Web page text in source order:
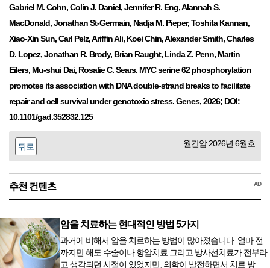
Gabriel M. Cohn, Colin J. Daniel, Jennifer R. Eng, Alannah S.
MacDonald, Jonathan St-Germain, Nadja M. Pieper, Toshita Kannan,
Xiao-Xin Sun, Carl Pelz, Ariffin Ali, Koei Chin, Alexander Smith, Charles
D. Lopez, Jonathan R. Brody, Brian Raught, Linda Z. Penn, Martin
Eilers, Mu-shui Dai, Rosalie C. Sears. MYC serine 62 phosphorylation
promotes its association with DNA double-strand breaks to facilitate
repair and cell survival under genotoxic stress. Genes, 2026; DOI:
10.1101/gad.352832.125
뒤로 월간암 2026년 6월호
추천 컨텐츠 AD
암을 치료하는 현대적인 방법 5가지
과거에 비해서 암을 치료하는 방법이 많아졌습니다. 얼마 전
까지만 해도 수술이나 항암치료 그리고 방사선치료가 전부라
고 생각되던 시절이 있었지만, 의학이 발전하면서 치료 방법